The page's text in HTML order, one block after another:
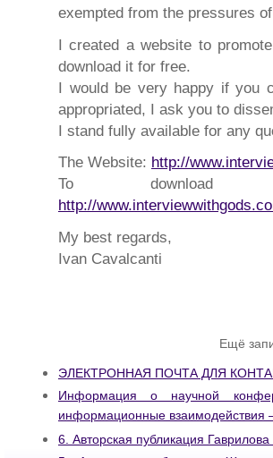
exempted from the pressures
I created a website to
download it for free.
I would be very happy if you
appropriated, I ask you to
I stand fully available for any
The Website: http://
To
http://
My best regards,
Ivan Cavalcanti
Ещё
ЭЛЕКТРОННАЯ ПОЧТА ДЛЯ
Информация о научной
информационные взаимодействия
6. Авторская публикация